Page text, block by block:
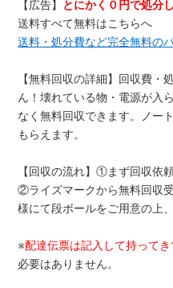
【広告】 とにかく０円で処分
送料すべて無料はこちらへ
送料・処分費など完全無料の
【無料回収の詳細】回収費・
ん！壊れている物・電源が入
なく無料回収できます。ノー
もらえます。
【回収の流れ】①まず回収依
②ライズマークから無料回収
様にて段ボールをご用意の上
※配達伝票は記入して持って
必要はありません。